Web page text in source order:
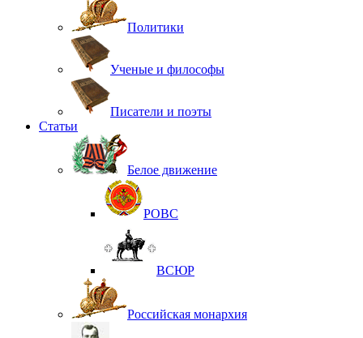
Политики
Ученые и философы
Писатели и поэты
Статьи
Белое движение
РОВС
ВСЮР
Российская монархия